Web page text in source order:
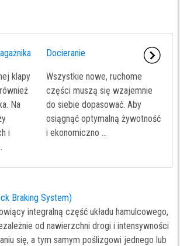
klapy
Na
i
Docieranie
Wszystkie nowe, ruchome
części muszą się wzajemnie
do siebie dopasować. Aby
osiągnąć optymalną żywotność
i ekonomiczno ...
Braking System)
integralną część układu hamulcowego,
od nawierzchni drogi i intensywności
się, a tym samym poślizgowi jednego lub